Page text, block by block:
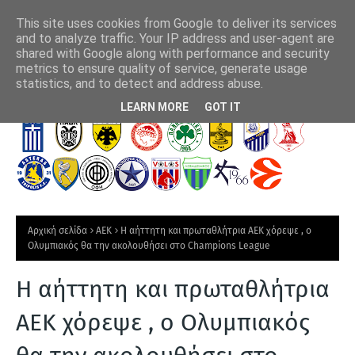
Ε
Υ
Τ
Ι
Α
Ε
ΑΕΚ - Athens Kallithea (4-0): Εμφατικό τελευταίο
Αρχική σελίδα ΑΕΚ
Η αήττητη και πρωταθλήτρια ΑΕΚ χόρεψε , ο
Ολυμπιακός θα την ακολουθήσει στο Champions League
Η αήττητη και πρωταθλήτρια
ΑΕΚ χόρεψε , ο Ολυμπιακός
This site uses cookies from Google to deliver its services
and to analyze traffic. Your IP address and user-agent are
shared with Google along with performance and security
metrics to ensure quality of service, generate usage
statistics, and to detect and address abuse.
LEARN MORE GOT IT